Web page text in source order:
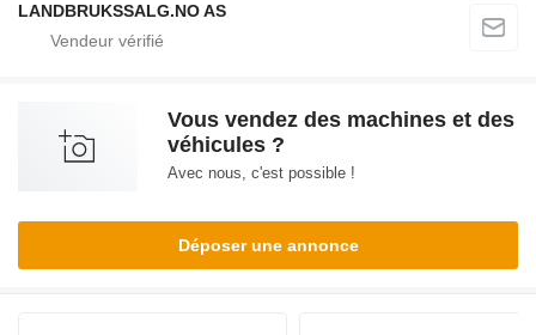
LANDBRUKSSALG.NO AS
Vous vendez des machines et des
véhicules ?
Avec nous, c'est possible !
Déposer une annonce